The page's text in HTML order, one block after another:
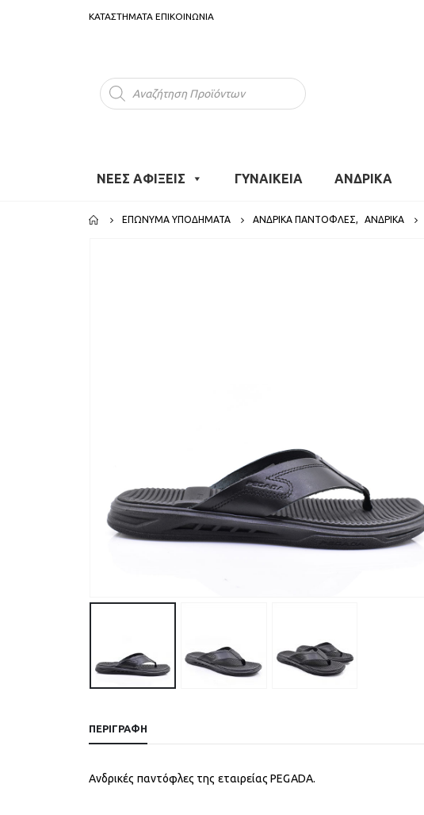
ΚΑΤΑΣΤΗΜΑΤΑ ΕΠΙΚΟΙΝΩΝΙΑ
Products
search
ΝΕΕΣ ΑΦΙΞΕΙΣ ΓΥΝΑΙΚΕΙΑ ΑΝΔΡΙΚΑ
ΕΠΏΝΥΜΑ ΥΠΟΔΉΜΑΤΑ ΑΝΔΡΙΚΆ ΠΑΝΤΌΦΛΕΣ, ΑΝΔΡΙΚΑ
ΠΕΡΙΓΡΑΦΉ
Ανδρικές παντόφλες της εταιρείας PEGADA.